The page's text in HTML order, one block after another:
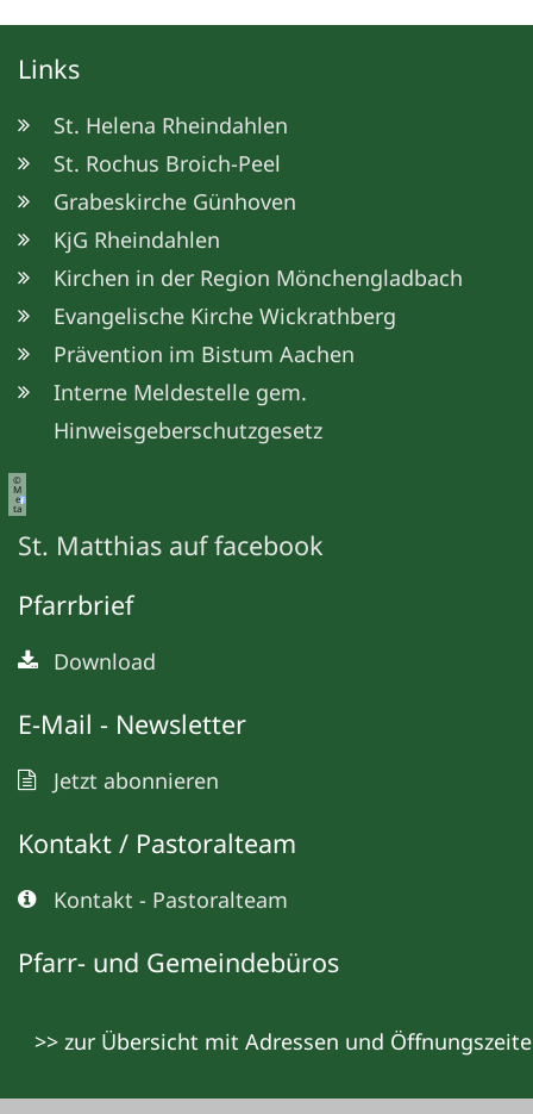
Links
St. Helena Rheindahlen
St. Rochus Broich-Peel
Grabeskirche Günhoven
KjG Rheindahlen
Kirchen in der Region Mönchengladbach
Evangelische Kirche Wickrathberg
Prävention im Bistum Aachen
Interne Meldestelle gem.
Hinweisgeberschutzgesetz
©
M
e
ta
St. Matthias auf facebook
Pfarrbrief
Download
E-Mail - Newsletter
Jetzt abonnieren
Kontakt / Pastoralteam
Kontakt - Pastoralteam
Pfarr- und Gemeindebüros
>> zur Übersicht mit Adressen und